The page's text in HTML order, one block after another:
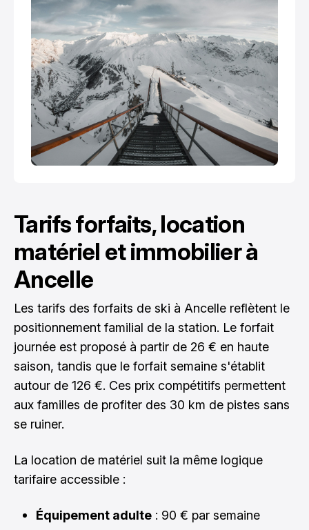
Tarifs forfaits, location
matériel et immobilier à
Ancelle
Les tarifs des forfaits de ski à Ancelle reflètent le
positionnement familial de la station. Le forfait
journée est proposé à partir de 26 € en haute
saison, tandis que le forfait semaine s'établit
autour de 126 €. Ces prix compétitifs permettent
aux familles de profiter des 30 km de pistes sans
se ruiner.
La location de matériel suit la même logique
tarifaire accessible :
Équipement adulte : 90 € par semaine